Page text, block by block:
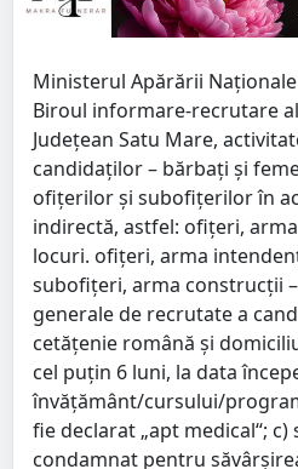
Ministerul Apărării
Biroul informare-recrutare
Judeţean Satu Mare,
candidaţilor – bărbaţi şi
ofiţerilor şi subofiţerilor în
indirectă, astfel: ofiţeri,
locuri. ofiţeri, arma
subofiţeri, arma construcţii
generale de recrutate a
cetăţenie română şi
cel puţin 6 luni, la data
învăţământ/cursului/
fie declarat „apt medical“;
condamnat pentru